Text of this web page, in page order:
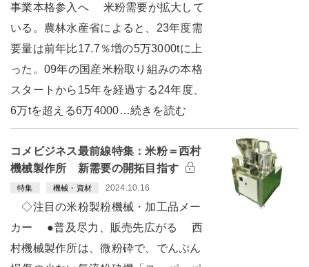
事業本格参入へ 米粉需要が拡大して
いる。農林水産省によると、23年度需
要量は前年比17.7％増の5万3000tに上
った。09年の国産米粉取り組みの本格
スタートから15年を経過する24年度、
6万tを超える6万4000…続きを読む
コメビジネス最前線特集：米粉＝西村
機械製作所 新需要の開拓目指す
特集 機械・資材 2024.10.16
◇注目の米粉製粉機械・加工品メー
カー ●普及尽力、販売先広がる 西
村機械製作所は、微粉砕で、でんぷん